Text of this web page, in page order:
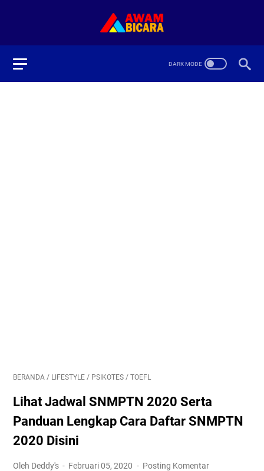
BERANDA / LIFESTYLE / PSIKOTES / TOEFL
Lihat Jadwal SNMPTN 2020 Serta
Panduan Lengkap Cara Daftar SNMPTN
2020 Disini
Oleh Deddy's Februari 05, 2020 Posting Komentar